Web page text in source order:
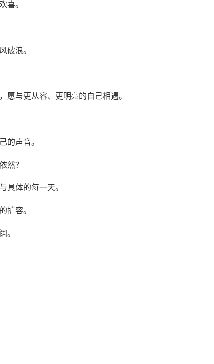
喜。
破浪。
愿与更从容、更明亮的自己相遇。
的声音。
然？
具体的每一天。
扩容。
。